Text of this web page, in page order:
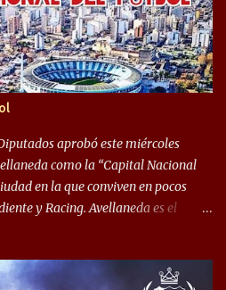
de Independiente pueden
el "Rojo" derrotó a Racing por 2 a
mandó al descenso a su eterno
marcó el epílogo del campeonato,
épocas, donde la violencia no
el final de los torneos. En la
democracia flo...aprobó este miércoles
como la “Capital Nacional
en la que conviven en pocos
y Racing. Avellaneda es el
solo 150 metros. Por ello